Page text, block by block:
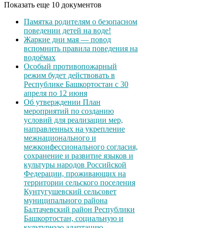
Показать еще 10 документов
Памятка родителям о безопасном
поведении детей на воде!
Жаркие дни мая — повод
вспомнить правила поведения на
водоёмах
Особый противопожарный
режим будет действовать в
Республике Башкортостан с 30
апреля по 12 июня
Об утверждении План
мероприятий по созданию
условий для реализации мер,
направленных на укрепление
межнационального и
межконфессионального согласия,
сохранение и развитие языков и
культуры народов Российской
Федерации, проживающих на
территории сельского поселения
Кунтугушевский сельсовет
муниципального района
Балтачевский район Республики
Башкортостан, социальную и